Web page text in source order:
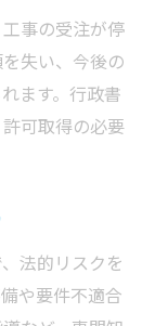
事の受注が停
失い、今後の
ます。行政書
可取得の必要
法的リスクを
や要件不適合